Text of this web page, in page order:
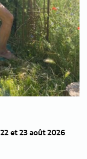
22 et 23 août 2026